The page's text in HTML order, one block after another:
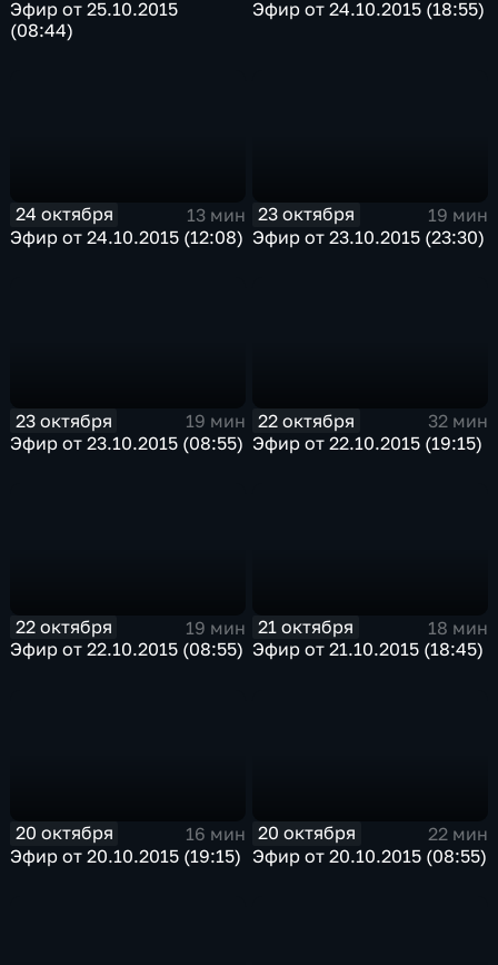
Эфир от 25.10.2015
(08:44)
Эфир от 24.10.2015 (18:55)
24 октября
13 мин
Эфир от 24.10.2015 (12:08)
23 октября
19 мин
Эфир от 23.10.2015 (23:30)
23 октября
19 мин
Эфир от 23.10.2015 (08:55)
22 октября
32 мин
Эфир от 22.10.2015 (19:15)
22 октября
19 мин
Эфир от 22.10.2015 (08:55)
21 октября
18 мин
Эфир от 21.10.2015 (18:45)
20 октября
16 мин
Эфир от 20.10.2015 (19:15)
20 октября
22 мин
Эфир от 20.10.2015 (08:55)